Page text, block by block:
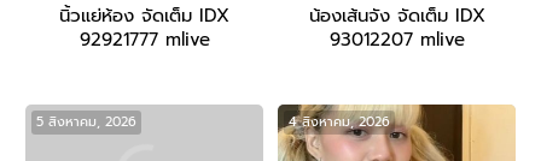
นิ้วแย่ห้อง จัดเต็ม IDX
92921777 mlive
น้องเส้นจัง จัดเต็ม IDX
93012207 mlive
5 สิงหาคม, 2026 4 สิงหาคม, 2026